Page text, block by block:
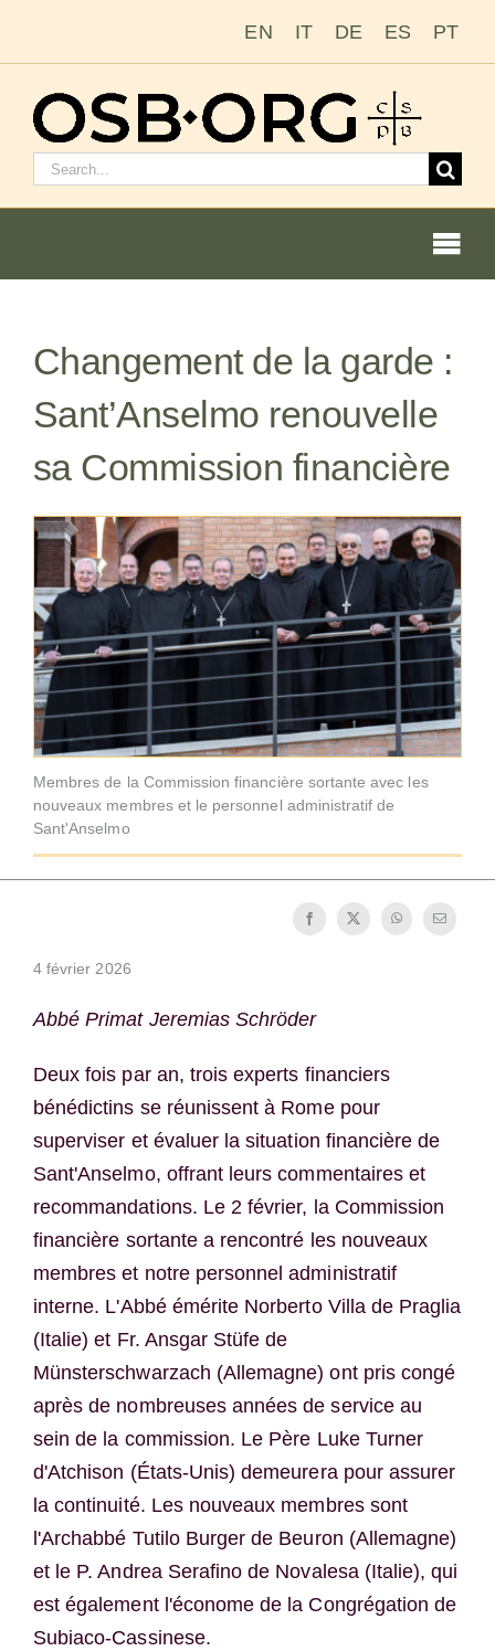
EN IT DE ES PT
Rechercher
L’ordre bénédictin
Devenir moine ou moniale
La médaille de Saint Benoît
NEXUS
Archives OSB.org
Changement de la garde :
Sant’Anselmo renouvelle
sa Commission financière
Membres de la Commission financière sortante avec les
nouveaux membres et le personnel administratif de
Sant'Anselmo
4 février 2026
Abbé Primat Jeremias Schröder
Deux fois par an, trois experts financiers
bénédictins se réunissent à Rome pour
superviser et évaluer la situation financière de
Sant'Anselmo, offrant leurs commentaires et
recommandations. Le 2 février, la Commission
financière sortante a rencontré les nouveaux
membres et notre personnel administratif
interne. L'Abbé émérite Norberto Villa de Praglia
(Italie) et Fr. Ansgar Stüfe de
Münsterschwarzach (Allemagne) ont pris congé
après de nombreuses années de service au
sein de la commission. Le Père Luke Turner
d'Atchison (États-Unis) demeurera pour assurer
la continuité. Les nouveaux membres sont
l'Archabbé Tutilo Burger de Beuron (Allemagne)
et le P. Andrea Serafino de Novalesa (Italie), qui
est également l'économe de la Congrégation de
Subiaco-Cassinese.